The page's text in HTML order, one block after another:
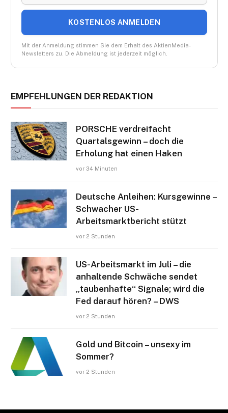
KOSTENLOS ANMELDEN
Mit der Anmeldung stimmen Sie dem Erhalt des AktienMedia-
Newsletters zu. Die Abmeldung ist jederzeit möglich.
EMPFEHLUNGEN DER REDAKTION
PORSCHE verdreifacht
Quartalsgewinn – doch die
Erholung hat einen Haken
vor 34 Minuten
Deutsche Anleihen: Kursgewinne –
Schwacher US-
Arbeitsmarktbericht stützt
vor 2 Stunden
US-Arbeitsmarkt im Juli – die
anhaltende Schwäche sendet
„taubenhafte“ Signale; wird die
Fed darauf hören? – DWS
vor 2 Stunden
Gold und Bitcoin – unsexy im
Sommer?
vor 2 Stunden